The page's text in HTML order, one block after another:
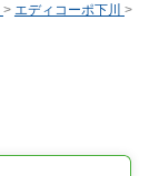
> エディコーポ下川 >